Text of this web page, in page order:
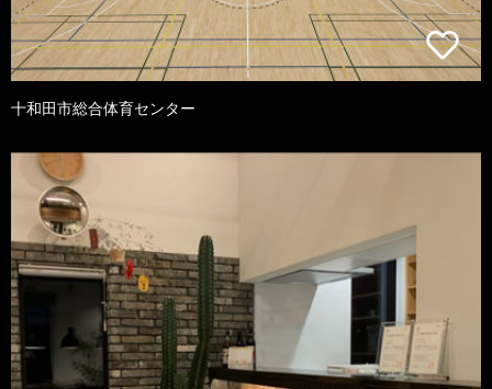
十和田市総合体育センター